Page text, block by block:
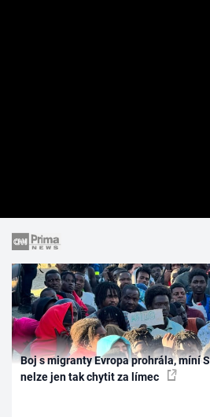
Boj s migranty Evropa prohrála, míní
nelze jen tak chytit za límec